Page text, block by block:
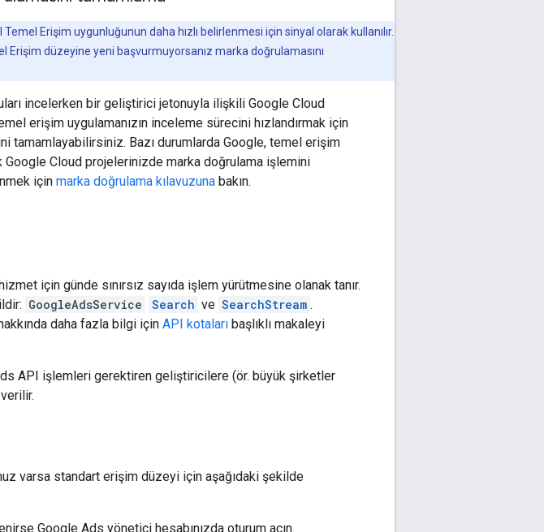
Erişim uygunluğunun daha hızlı belirlenmesi için sinyal olarak kullanılır.
Erişim düzeyine yeni başvurmuyorsanız marka doğrulamasını
incelerken bir geliştirici jetonuyla ilişkili Google Cloud
erişim uygulamanızın inceleme sürecini hızlandırmak için
tamamlayabilirsiniz. Bazı durumlarda Google, temel erişim
Google Cloud projelerinizde marka doğrulama işlemini
için marka doğrulama kılavuzuna bakın.
için günde sınırsız sayıda işlem yürütmesine olanak tanır.
GoogleAdsService Search ve SearchStream .
daha fazla bilgi için API kotaları başlıklı makaleyi
API işlemleri gerektiren geliştiricilere (ör. büyük şirketler
varsa standart erişim düzeyi için aşağıdaki şekilde
Google Ads yönetici hesabınızda oturum açın.